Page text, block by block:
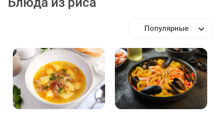
Популярные